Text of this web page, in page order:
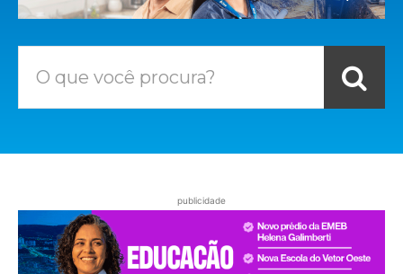
O que você procura?
publicidade